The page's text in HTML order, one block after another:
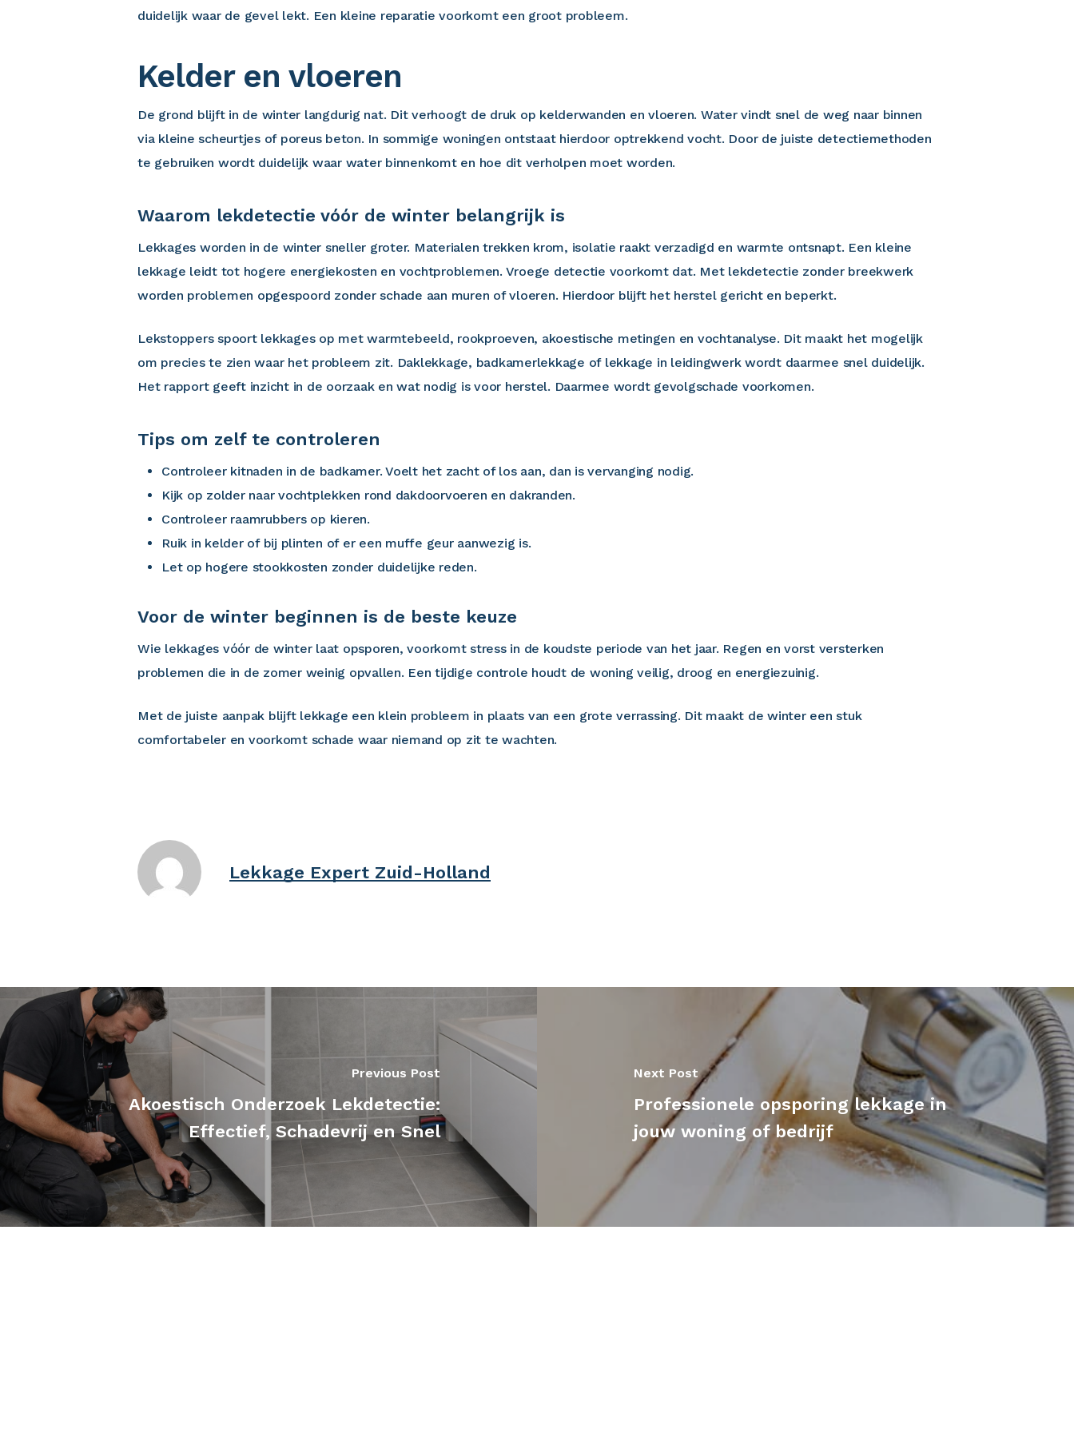
duidelijk waar de gevel lekt. Een kleine reparatie voorkomt een groot probleem.
Kelder en vloeren
De grond blijft in de winter langdurig nat. Dit verhoogt de druk op kelderwanden en vloeren. Water vindt snel de weg naar binnen
via kleine scheurtjes of poreus beton. In sommige woningen ontstaat hierdoor optrekkend vocht. Door de juiste detectiemethoden
te gebruiken wordt duidelijk waar water binnenkomt en hoe dit verholpen moet worden.
Waarom lekdetectie vóór de winter belangrijk is
Lekkages worden in de winter sneller groter. Materialen trekken krom, isolatie raakt verzadigd en warmte ontsnapt. Een kleine
lekkage leidt tot hogere energiekosten en vochtproblemen. Vroege detectie voorkomt dat. Met lekdetectie zonder breekwerk
worden problemen opgespoord zonder schade aan muren of vloeren. Hierdoor blijft het herstel gericht en beperkt.
Lekstoppers spoort lekkages op met warmtebeeld, rookproeven, akoestische metingen en vochtanalyse. Dit maakt het mogelijk
om precies te zien waar het probleem zit. Daklekkage, badkamerlekkage of lekkage in leidingwerk wordt daarmee snel duidelijk.
Het rapport geeft inzicht in de oorzaak en wat nodig is voor herstel. Daarmee wordt gevolgschade voorkomen.
Tips om zelf te controleren
Controleer kitnaden in de badkamer. Voelt het zacht of los aan, dan is vervanging nodig.
Kijk op zolder naar vochtplekken rond dakdoorvoeren en dakranden.
Controleer raamrubbers op kieren.
Ruik in kelder of bij plinten of er een muffe geur aanwezig is.
Let op hogere stookkosten zonder duidelijke reden.
Voor de winter beginnen is de beste keuze
Wie lekkages vóór de winter laat opsporen, voorkomt stress in de koudste periode van het jaar. Regen en vorst versterken
problemen die in de zomer weinig opvallen. Een tijdige controle houdt de woning veilig, droog en energiezuinig.
Met de juiste aanpak blijft lekkage een klein probleem in plaats van een grote verrassing. Dit maakt de winter een stuk
comfortabeler en voorkomt schade waar niemand op zit te wachten.
Lekkage Expert Zuid-Holland
Previous Post
Akoestisch Onderzoek Lekdetectie:
Effectief, Schadevrij en Snel
Next Post
Professionele opsporing lekkage in
jouw woning of bedrijf